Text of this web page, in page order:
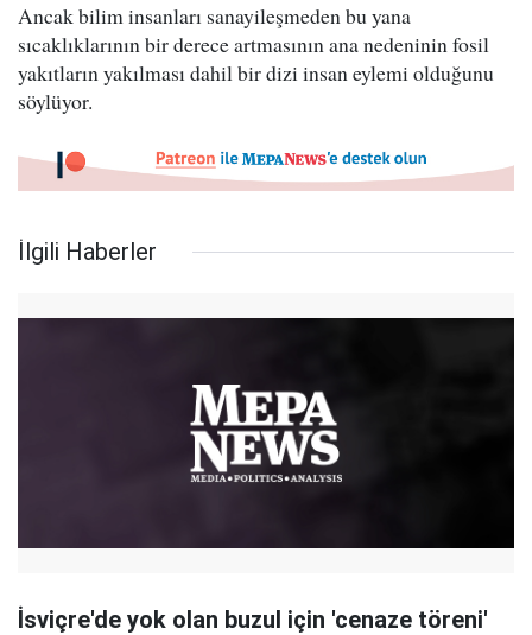
Ancak bilim insanları sanayileşmeden bu yana
sıcaklıklarının bir derece artmasının ana nedeninin fosil
yakıtların yakılması dahil bir dizi insan eylemi olduğunu
söylüyor.
İlgili Haberler
İsviçre'de yok olan buzul için 'cenaze töreni'